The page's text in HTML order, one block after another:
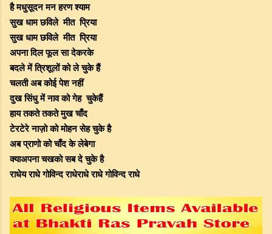
है मधुसूदन मन हरण श्याम
सुख धाम छविले मीत प्रिया
सुख धाम छविले मीत प्रिया
अपना दिल फूल सा देकरके
बदले में त्रिशूलों को ले चुके हैं
चलती अब कोई पेश नहीं
दुख सिंधु में नाव को गेह चुकेहैं
हाय तकते तकते मुख चाँद
टेरटेरे नाज़ो को मोहन सेह चुके है
अब प्राणो को चाँद के लेबेगा
क्याअपना चखको सब दे चुकेहै
राधेय राधे गोविन्द राधेराधे राधे गोविन्द राधे